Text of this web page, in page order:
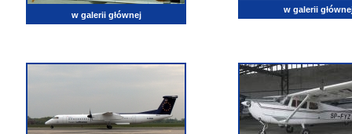
w galerii głównej
w galerii